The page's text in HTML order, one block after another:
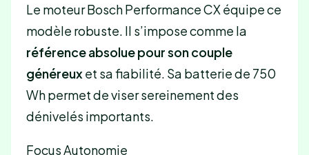
Le moteur Bosch Performance CX équipe ce
modèle robuste. Il s’impose comme la
référence absolue pour son couple
généreuxet sa fiabilité. Sa batterie de 750
Wh permet de viser sereinement des
dénivelés importants.
Focus Autonomie